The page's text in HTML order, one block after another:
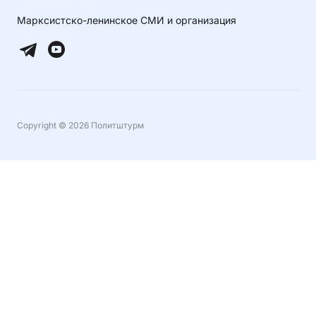
Марксистско-ленинское СМИ и организация
Copyright © 2026 Политштурм